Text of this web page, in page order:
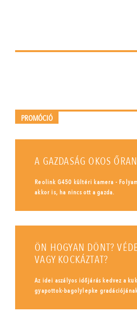
PROMÓCIÓ
A GAZDASÁG OKOS
Reolink G450 kültéri kamera -
akkor is, ha nincs ott a gazda.
ÖN HOGYAN DÖNT?
VAGY KOCKÁZTAT?
Az idei aszályos időjárás kedvez a
gyapottok-bagolylepke